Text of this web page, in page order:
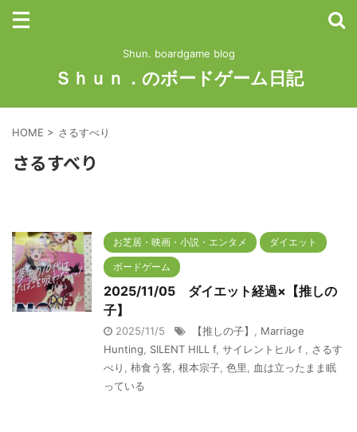
Shun. boardgame blog
Ｓｈｕｎ．のボードゲーム日記
HOME > さるすべり
さるすべり
お芝居・映画・小説・エンタメ ダイエット
ボードゲーム
2025/11/05 ダイエット経過×【推しの
子】
2025/11/5 【推しの子】
Marriage
Hunting
SILENT HILL f, サイレントヒルｆ
さるす
べり
柿食う客 根本宗子 色里
血は立ったまま眠
っている